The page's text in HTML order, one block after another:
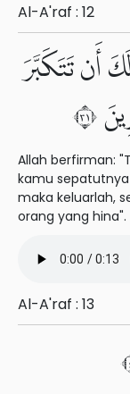
Al-A'raf : 12
أَن تَتَكَبَّرَ
Allah berfirman:
kamu
maka keluarlah,
orang yang hina".
Al-A'raf : 13